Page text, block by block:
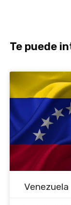
Te puede
Venezuela